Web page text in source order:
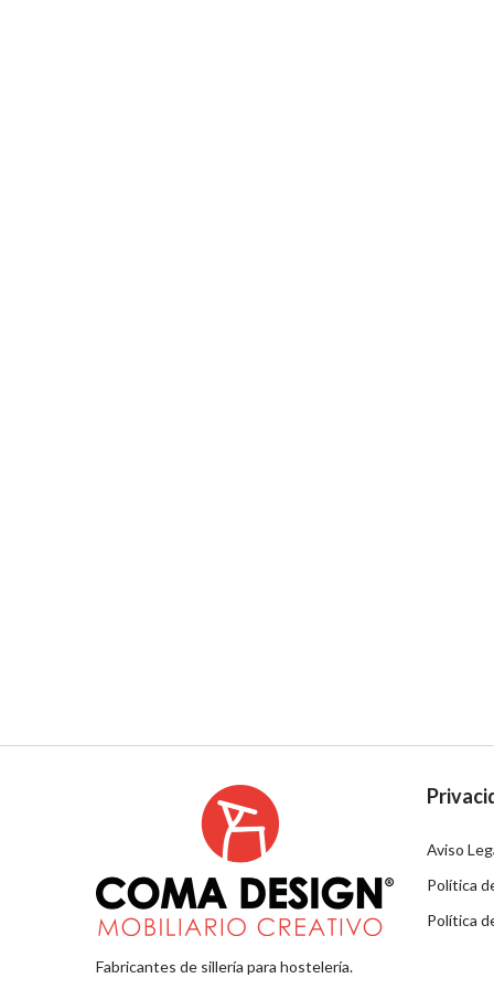
Fabricantes de sillería para hostelería.
Aviso
Política
Política